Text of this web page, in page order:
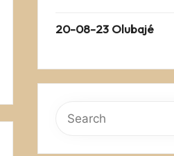
20-08-23 Olubajé